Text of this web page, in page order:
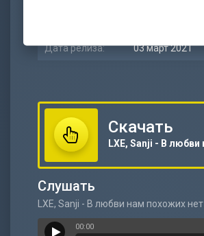
Дата релиза: 03 март 2021
Скачать
Слушать
LXE, Sanji - В любви нам похожих нет
00:00